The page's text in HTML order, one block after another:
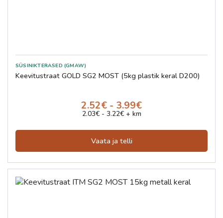
SÜSINIKTERASED (GMAW)
Keevitustraat GOLD SG2 MOST (5kg plastik keral D200)
2.52€ - 3.99€
2.03€ - 3.22€ + km
Vaata ja telli